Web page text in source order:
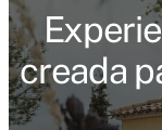
creada